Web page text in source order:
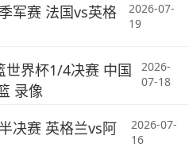
军赛 法国vs英格
2026-07-
19
世界杯1/4决赛 中国
录像
2026-
07-18
决赛 英格兰vs阿
2026-07-
16